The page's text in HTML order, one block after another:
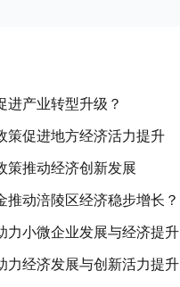
进产业转型升级？
策促进地方经济活力提升
策推动经济创新发展
动涪陵区经济稳步增长？
力小微企业发展与经济提升
力经济发展与创新活力提升